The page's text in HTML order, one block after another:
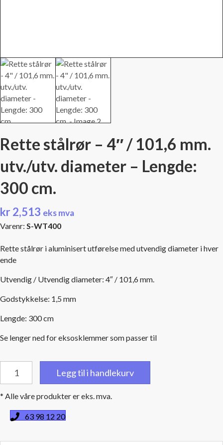
Rette stålrør – 4″ / 101,6 mm.
utv./utv. diameter – Lengde:
300 cm.
kr2,513 eks mva
Varenr: S-WT400
Rette stålrør i aluminisert utførelse med utvendig diameter i hver
ende
Utvendig / Utvendig diameter: 4″ / 101,6 mm.
Godstykkelse: 1,5 mm
Lengde: 300 cm
Se lenger ned for eksosklemmer som passer til
stålrør
4"
101,6
Legg til i handlekurv
* Alle våre produkter er eks. mva.
63 98 12 20